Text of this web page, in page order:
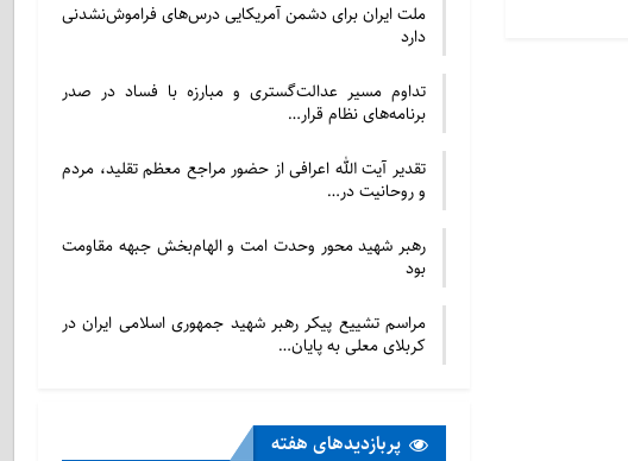
ملت ایران برای دشمن آمریکایی درس‌های فراموش‌نشدنی
دارد
تداوم مسیر عدالت‌گستری و مبارزه با فساد در صدر
برنامه‌های نظام قرار…
تقدیر آیت الله اعرافی از حضور مراجع معظم تقلید، مردم
و روحانیت در…
رهبر شهید محور وحدت امت و الهام‌بخش جبهه مقاومت
بود
مراسم تشییع پیکر رهبر شهید جمهوری اسلامی ایران در
کربلای معلی به پایان…
پربازدید‌های هفته